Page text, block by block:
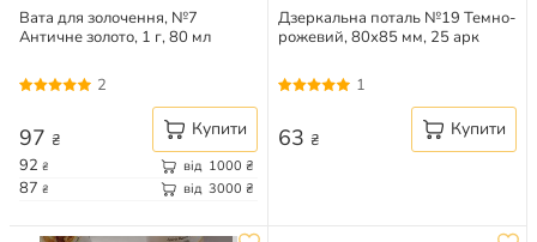
Вата для золочення, №7
Античне золото, 1 г, 80 мл
2
97 ₴ Купити
92 ₴ від 1000 ₴
87 ₴ від 3000 ₴
Дзеркальна поталь №19 Темно-
рожевий, 80х85 мм, 25 арк
1
63 ₴ Купити